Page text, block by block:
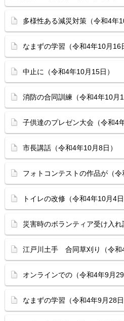
多様性ある減災対策（令和4年
なまずの学習（令和4年10月16
中止に（令和4年10月15日）
消防の合同訓練（令和4年10月
子供達のプレゼン大会（令和4
市長講話（令和4年10月8日）
フォトコンテストの作品が（令
トイレの改修（令和4年10月4日
災害時のボランティア受け入れ
江戸川土手 合同草刈り（令和4
オンラインでの（令和4年9月29
なまずの学習（令和4年9月28日